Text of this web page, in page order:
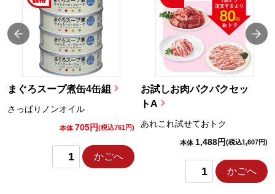
まぐろスープ煮缶4缶組
さっぱりノンオイル
本体 705円(税込761円)
かごへ
お試しお肉パクパクセッ
トA
あれこれ試せておトク
本体 1,488円(税込1,607円)
かごへ